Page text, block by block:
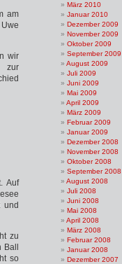
am
wir
zur
Auf
und
zu
so
März 2010
Januar 2010
Dezember 2009
November 2009
Oktober 2009
September 2009
August 2009
Juli 2009
Juni 2009
Mai 2009
April 2009
März 2009
Februar 2009
Januar 2009
Dezember 2008
November 2008
Oktober 2008
September 2008
August 2008
Juli 2008
Juni 2008
Mai 2008
April 2008
März 2008
Februar 2008
Januar 2008
Dezember 2007